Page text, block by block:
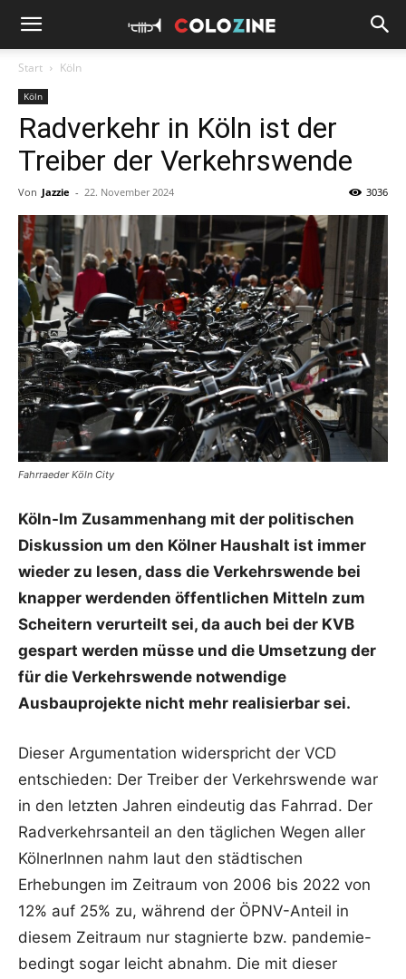
Start Köln
Köln
Radverkehr in Köln ist der
Treiber der Verkehrswende
Von Jazzie - 22. November 2024 3036
Fahrraeder Köln City
Köln-Im Zusammenhang mit der politischen
Diskussion um den Kölner Haushalt ist immer
wieder zu lesen, dass die Verkehrswende bei
knapper werdenden öffentlichen Mitteln zum
Scheitern verurteilt sei, da auch bei der KVB
gespart werden müsse und die Umsetzung der
für die Verkehrswende notwendige
Ausbauprojekte nicht mehr realisierbar sei.
Dieser Argumentation widerspricht der VCD
entschieden: Der Treiber der Verkehrswende war
in den letzten Jahren eindeutig das Fahrrad. Der
Radverkehrsanteil an den täglichen Wegen aller
KölnerInnen nahm laut den städtischen
Erhebungen im Zeitraum von 2006 bis 2022 von
12% auf 25% zu, während der ÖPNV-Anteil in
diesem Zeitraum nur stagnierte bzw. pandemie-
bedingt sogar leicht abnahm. Die mit dieser